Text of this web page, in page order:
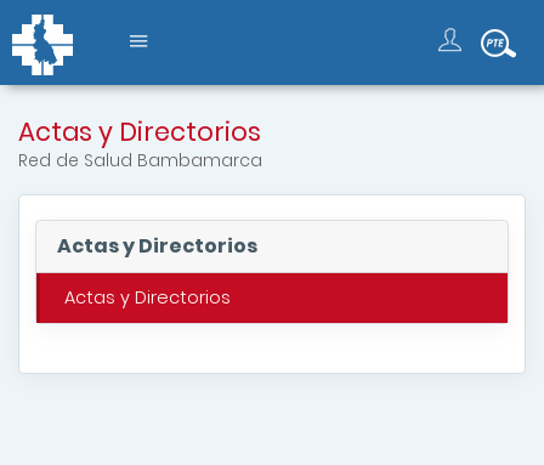
Actas y Directorios
Red de Salud Bambamarca
Actas y Directorios
Actas y Directorios